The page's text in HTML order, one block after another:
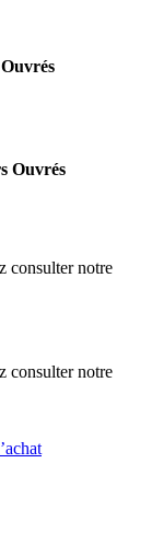
Ouvrés
consulter notre
consulter notre